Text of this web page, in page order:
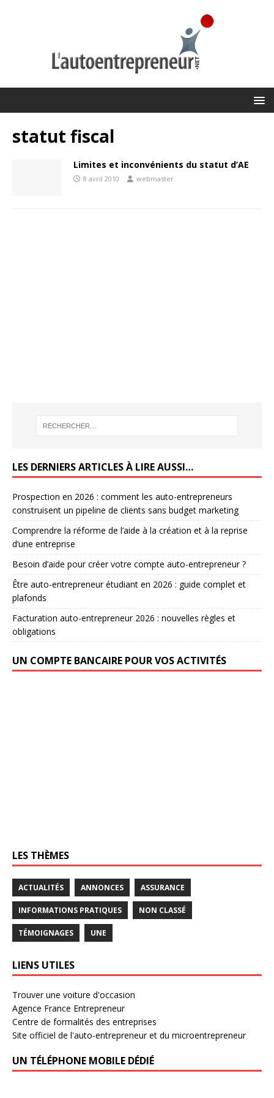
statut fiscal
Limites et inconvénients du statut d’AE
8 avril 2010 webmaster
LES DERNIERS ARTICLES À LIRE AUSSI…
Prospection en 2026 : comment les auto-entrepreneurs
construisent un pipeline de clients sans budget marketing
Comprendre la réforme de l’aide à la création et à la reprise
d’une entreprise
Besoin d’aide pour créer votre compte auto-entrepreneur ?
Être auto-entrepreneur étudiant en 2026 : guide complet et
plafonds
Facturation auto-entrepreneur 2026 : nouvelles règles et
obligations
UN COMPTE BANCAIRE POUR VOS ACTIVITÉS
LES THÈMES
ACTUALITÉS ANNONCES ASSURANCE
INFORMATIONS PRATIQUES NON CLASSÉ
TÉMOIGNAGES UNE
LIENS UTILES
Trouver une voiture d'occasion
Agence France Entrepreneur
Centre de formalités des entreprises
Site officiel de l'auto-entrepreneur et du microentrepreneur
UN TÉLÉPHONE MOBILE DÉDIÉ